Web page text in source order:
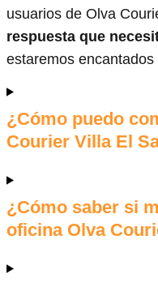
usuarios de Olva
respuesta que
estaremos
¿Cómo puedo
Courier Villa El
¿Cómo saber si
oficina Olva